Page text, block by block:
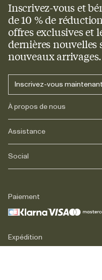
Inscrivez-vous et
de 10 % de
offres exclusives et
dernières nouvelles
nouveaux arrivages.
Inscrivez-vous maintenant
À propos de nous
Notre héritage
Journals
Carrière
Assistance
FAQs
Livraison
Légal
Social
TikTok
LinkedIn
Paiement
Expédition